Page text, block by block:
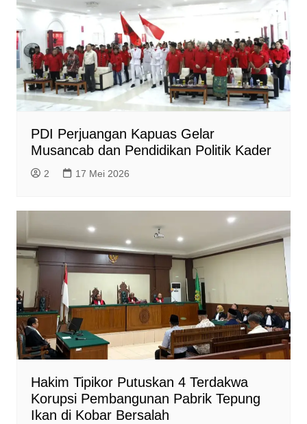
PDI Perjuangan Kapuas Gelar
Musancab dan Pendidikan Politik Kader
2 17 Mei 2026
Hakim Tipikor Putuskan 4 Terdakwa
Korupsi Pembangunan Pabrik Tepung
Ikan di Kobar Bersalah